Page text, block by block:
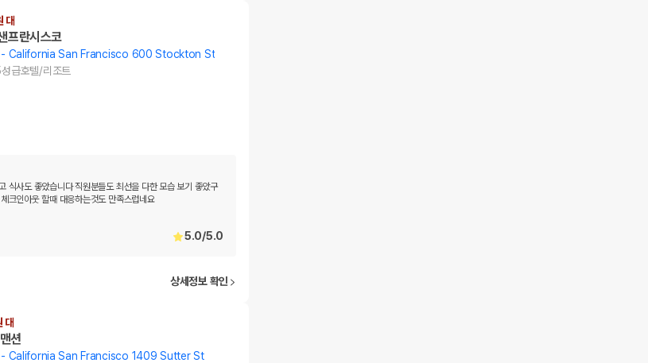
대
프란시스코
California San Francisco 600 Stockton St
성급호텔/리조트
식사도 좋았습니다 직원분들도 최선을 다한 모습 보기 좋았구
크인아웃 할때 대응하는것도 만족스럽네요
5.0/5.0
상세정보 확인
대
션
California San Francisco 1409 Sutter St